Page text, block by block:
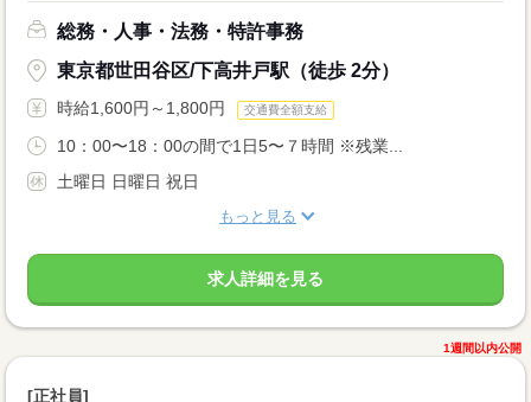
総務・人事・法務・特許事務
東京都世田谷区/下高井戸駅（徒歩 2分）
時給1,600円～1,800円 交通費全額支給
10：00〜18：00の間で1日5〜７時間 ※残業...
土曜日 日曜日 祝日
もっと見る
求人詳細を見る
1週間以内公開
[正社員]